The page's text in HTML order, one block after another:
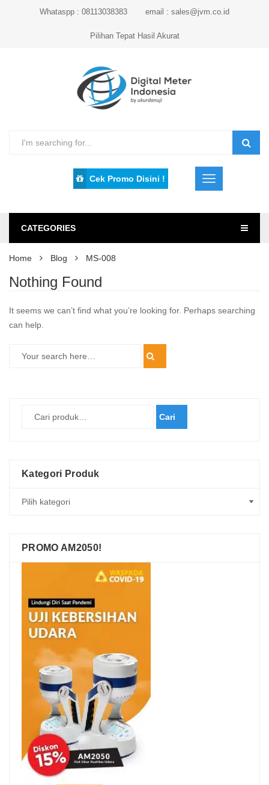
Whataspp : 08113038383 email : sales@jvm.co.id
Pilihan Tepat Hasil Akurat
Cek Promo Disini !
CATEGORIES
Home Blog MS-008
Nothing Found
It seems we can’t find what you’re looking for. Perhaps searching
can help.
Cari
Kategori Produk
PROMO AM2050!